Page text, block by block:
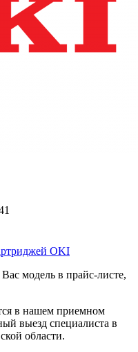
OKI
модель в прайс-листе,
в нашем приемном
выезд специалиста в
области.